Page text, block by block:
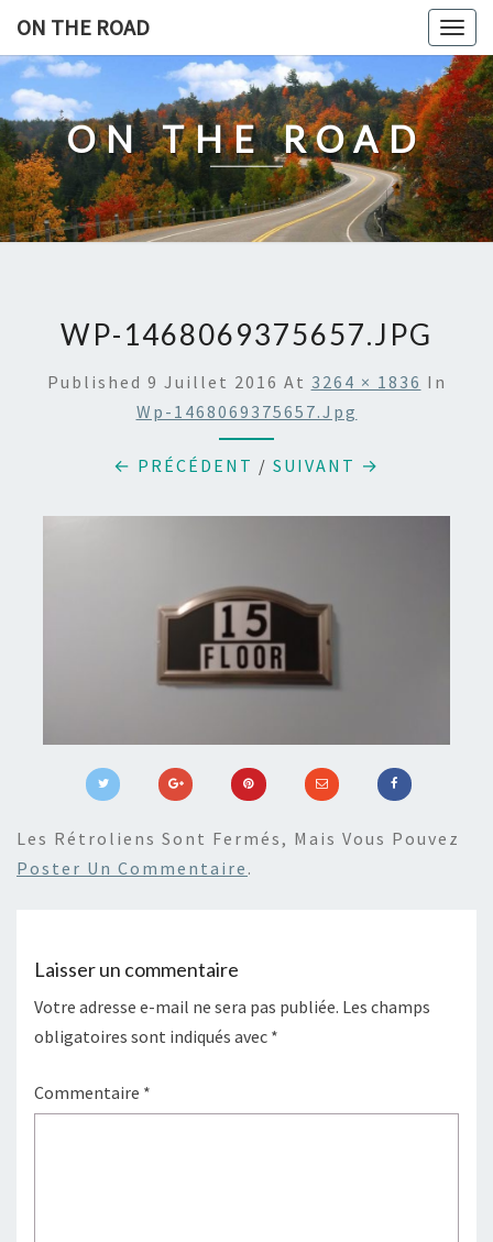
content
ON THE ROAD
ON THE ROAD
WP-1468069375657.JPG
Published 9 Juillet 2016 At 3264 × 1836 In
Wp-1468069375657.jpg
← PRÉCÉDENT / SUIVANT →
Les Rétroliens Sont Fermés, Mais Vous Pouvez
Poster Un Commentaire .
Laisser un commentaire
Votre adresse e-mail ne sera pas publiée. Les champs
obligatoires sont indiqués avec *
Commentaire *